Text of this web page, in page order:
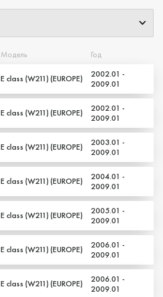
Нет, выбрать другой
Модель Год
E class (W211) (EUROPE)
2002.01 -
2009.01
E class (W211) (EUROPE)
2002.01 -
2009.01
E class (W211) (EUROPE)
2003.01 -
2009.01
E class (W211) (EUROPE)
2004.01 -
2009.01
E class (W211) (EUROPE)
2005.01 -
2009.01
E class (W211) (EUROPE)
2006.01 -
2009.01
E class (W211) (EUROPE)
2006.01 -
2009.01